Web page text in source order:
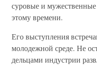
суровые и
этому времени.
Его выступления
молодежной среде. Не
дельцами индустрии